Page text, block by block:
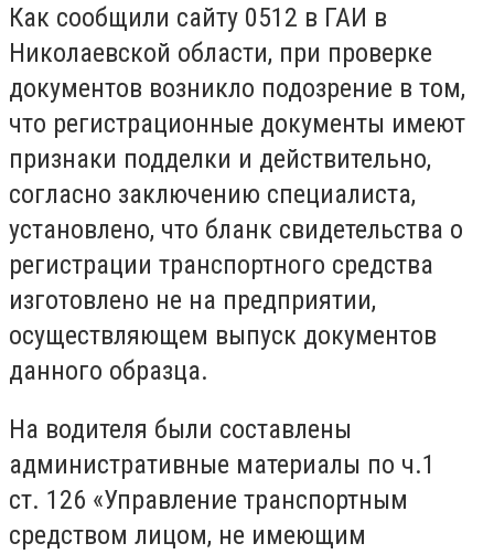
Как сообщили сайту 0512 в ГАИ в
Николаевской области, при проверке
документов возникло подозрение в том,
что регистрационные документы имеют
признаки подделки и действительно,
согласно заключению специалиста,
установлено, что бланк свидетельства о
регистрации транспортного средства
изготовлено не на предприятии,
осуществляющем выпуск документов
данного образца.
На водителя были составлены
административные материалы по ч.1
ст. 126 «Управление транспортным
средством лицом, не имеющим